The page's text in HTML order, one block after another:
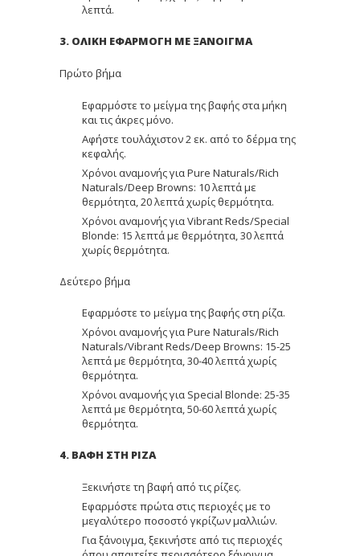
λεπτά.
3. ΟΛΙΚΗ ΕΦΑΡΜΟΓΗ ΜΕ ΞΑΝΟΙΓΜΑ
Πρώτο βήμα
Εφαρμόστε το μείγμα της βαφής στα μήκη
και τις άκρες μόνο.
Αφήστε τουλάχιστον 2 εκ. από το δέρμα της
κεφαλής.
Χρόνοι αναμονής για Pure Naturals/Rich
Naturals/Deep Browns: 10 λεπτά με
θερμότητα, 20 λεπτά χωρίς θερμότητα.
Χρόνοι αναμονής για Vibrant Reds/Special
Blonde: 15 λεπτά με θερμότητα, 30 λεπτά
χωρίς θερμότητα.
Δεύτερο βήμα
Εφαρμόστε το μείγμα της βαφής στη ρίζα.
Χρόνοι αναμονής για Pure Naturals/Rich
Naturals/Vibrant Reds/Deep Browns: 15-25
λεπτά με θερμότητα, 30-40 λεπτά χωρίς
θερμότητα.
Χρόνοι αναμονής για Special Blonde: 25-35
λεπτά με θερμότητα, 50-60 λεπτά χωρίς
θερμότητα.
4. ΒΑΦΗ ΣΤΗ ΡΙΖΑ
Ξεκινήστε τη βαφή από τις ρίζες.
Εφαρμόστε πρώτα στις περιοχές με το
μεγαλύτερο ποσοστό γκρίζων μαλλιών.
Για ξάνοιγμα, ξεκινήστε από τις περιοχές